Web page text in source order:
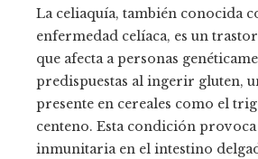
La celiaquía, también conocida
enfermedad celíaca, es un
que afecta a personas
predispuestas al ingerir gluten,
presente en cereales como el
centeno. Esta condición
inmunitaria en el intestino